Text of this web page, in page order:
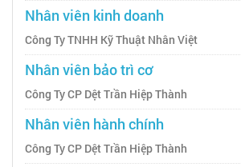
Nhân viên kinh doanh
Công Ty TNHH Kỹ Thuật Nhân Việt
Nhân viên bảo trì cơ
Công Ty CP Dệt Trần Hiệp Thành
Nhân viên hành chính
Công Ty CP Dệt Trần Hiệp Thành